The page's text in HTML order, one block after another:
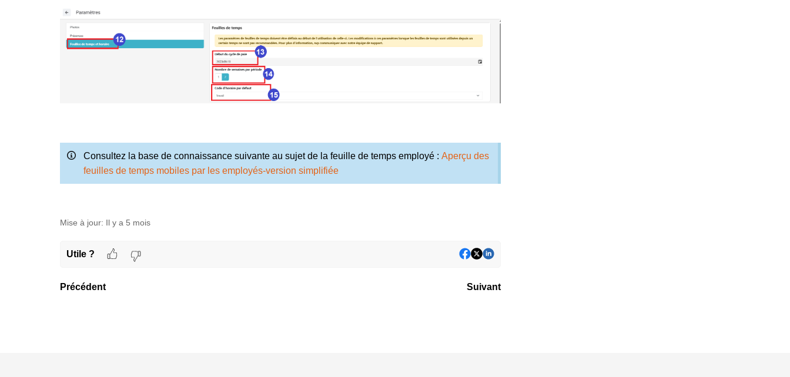
Consultez la base de connaissance suivante au sujet de la feuille de temps employé : Aperçu des
feuilles de temps mobiles par les employés-version simplifiée
Mise à jour: Il y a 5 mois
Utile ?
Précédent Suivant